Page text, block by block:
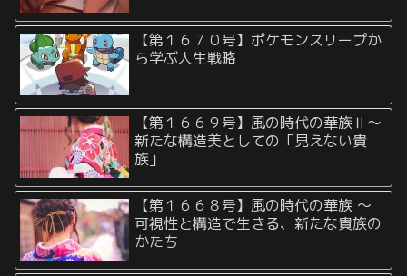
【第１６７０号】ポケモンスリープか
ら学ぶ人生戦略
【第１６６９号】風の時代の華族Ⅱ〜
新たな構造美としての「見えない貴
族」
【第１６６８号】風の時代の華族 〜
可視性と構造で生きる、新たな貴族の
かたち